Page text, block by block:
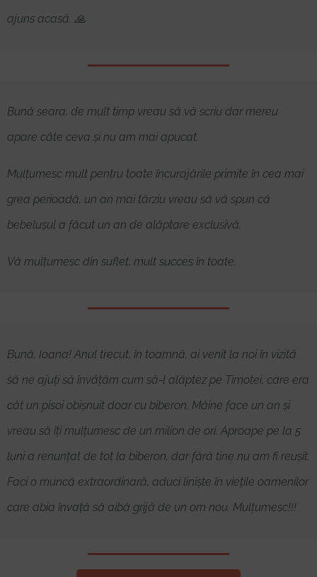
ajuns acasă. 🙏
Bună seara, de mult timp vreau să vă scriu dar mereu
apare câte ceva și nu am mai apucat.
Mulțumesc mult pentru toate încurajările primite în cea mai
grea perioadă, un an mai târziu vreau să vă spun că
bebelușul a făcut un an de alăptare exclusivă.
Vă mulțumesc din suflet, mult succes în toate.
Bună, Ioana! Anul trecut, în toamnă, ai venit la noi în vizită
să ne ajuți să învățăm cum să-l alăptez pe Timotei, care era
cât un pisoi obișnuit doar cu biberon. Mâine face un an și
vreau să îți mulțumesc de un milion de ori. Aproape pe la 5
luni a renunțat de tot la biberon, dar fără tine nu am fi reușit.
Faci o muncă extraordinară, aduci liniște în viețile oamenilor
care abia învață să aibă grijă de un om nou. Mulțumesc!!!